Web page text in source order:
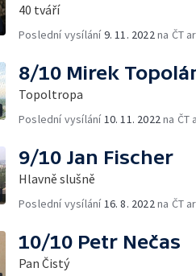
40 tváří
Poslední vysílání9. 11. 2022 na ČT
8/10 Mirek
Topoltropa
Poslední vysílání 10. 11. 2022 na ČT
9/10 Jan Fischer
Hlavně slušně
Poslední vysílání 16. 8. 2022 na ČT
10/10 Petr Nečas
Pan Čistý